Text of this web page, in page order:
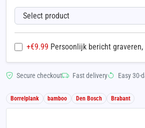
+€9.99 Persoonlijk bericht graveren,
Secure checkout Fast delivery Easy 30-
Borrelplank bamboo Den Bosch Brabant